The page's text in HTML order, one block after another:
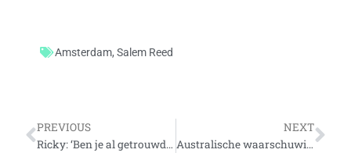
Amsterdam, Salem Reed
Vorige
PREVIOUS
Ricky: ‘Ben je al getrouwd? Ik ken namelijk een heel leuk meisje voor je!’
NEXT
Australische waarschuwing